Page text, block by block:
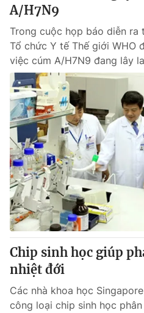
A/H7N9
Trong cuộc họp báo diễn ra
Tổ chức Y tế Thế giới WHO
việc cúm A/H7N9 đang lây
Chip sinh học giúp
nhiệt đới
Các nhà khoa học
công loại chip sinh học